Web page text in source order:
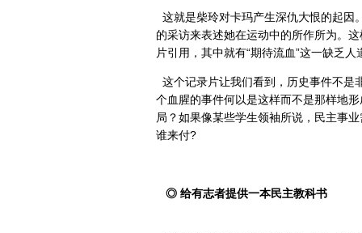
这就是柴玲对卡玛产生深仇大恨的起因
的采访来表述她在运动中的所作所为。
片引用，其中就有“期待流血”这一缺乏
这个记录片让我们看到，历史事件不是
个血腥的事件何以是这样而不是那样地
局？如果像某些学生领袖所说，民主事
谁来付?
◎ 给有志者提供一本民主教科书